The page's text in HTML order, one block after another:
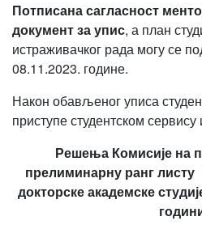
Потписана сагласност
документ за упис, а план
истраживачког рада могу се
08.11.2023. године.
Након обављеног уписа
приступе студентском
Решења Комисије на
прелиминарну ранг листу
докторске академске